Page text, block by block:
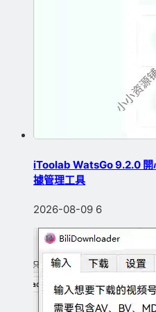
iToolab WatsGo 9.2.0 開
據管理工具
2026-08-09 6